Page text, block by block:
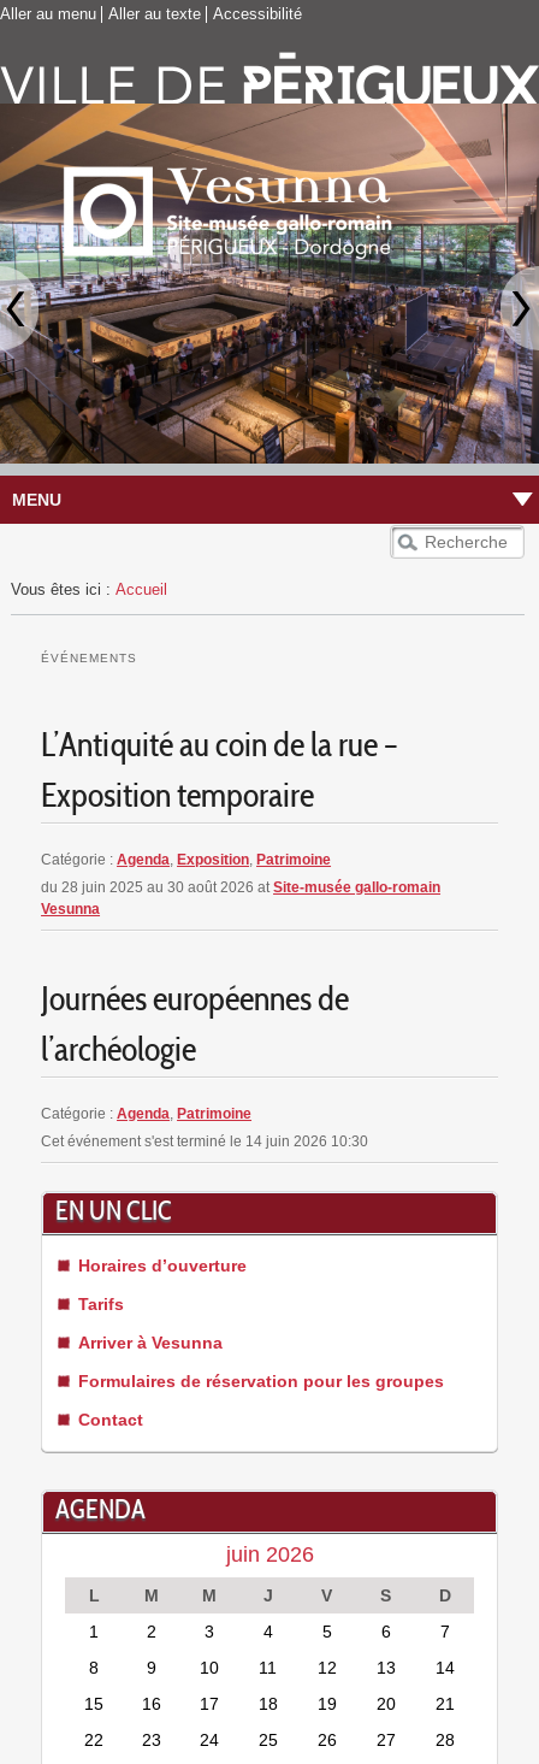
Aller au menu Aller au texte Accessibilité
MENU
VESUNNA
Vous êtes ici : Accueil
ÉVÉNEMENTS
L’Antiquité au coin de la rue –
Exposition temporaire
Catégorie :Agenda ,Exposition ,Patrimoine
du 28 juin 2025 au 30 août 2026atSite-musée gallo-romain
Vesunna
Journées européennes de
l’archéologie
Catégorie :Agenda ,Patrimoine
Cet événement s'est terminé le 14 juin 2026 10:30
EN UN CLIC
Horaires d’ouverture
Tarifs
Arriver à Vesunna
Formulaires de réservation pour les groupes
Contact
AGENDA
juin 2026
L M M J V S
D
1
2 3 4 5 6
7
8
9 10 11 12 13
14
15
16 17 18 19 20
21
22
23 24 25 26 27
28